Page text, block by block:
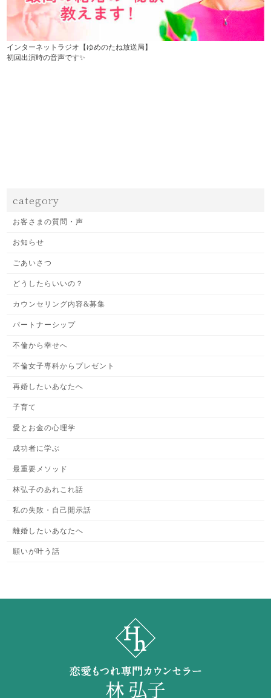
インターネットラジオ【ゆめのたね放送局】
初回出演時の音声です✨
category
お客さまの質問・声
お知らせ
ごあいさつ
どうしたらいいの？
カウンセリング内容&募集
パートナーシップ
不倫から幸せへ
不倫女子専科からプレゼント
再婚したいあなたへ
子育て
愛とお金の心理学
成功者に学ぶ
最重要メソッド
林弘子のあれこれ話
私の失敗・自己開示話
離婚したいあなたへ
願いが叶う話